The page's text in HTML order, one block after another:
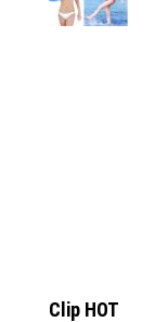
Clip HOT